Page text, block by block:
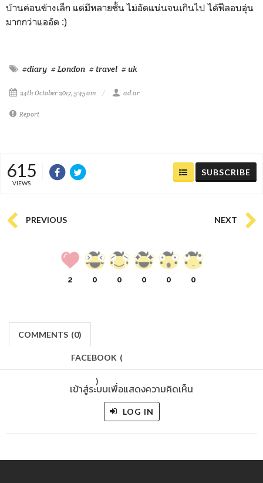
บ้านค่อนข้างเล็ก แต่มีหลายชั้น ไม่อัดแน่นจนเกินไป ได้ฟีลอบอุ่น
มากกว่าแออัด :)
#diary # London # travel # uk
24th October 2017, 5:45 am ad.ar
Report
615
VIEWS
SUBSCRIBE
PREVIOUS NEXT
2 0 0 0 0 0
COMMENTS (0)
FACEBOOK (
)
เข้าสู่ระบบเพื่อแสดงความคิดเห็น
LOG IN